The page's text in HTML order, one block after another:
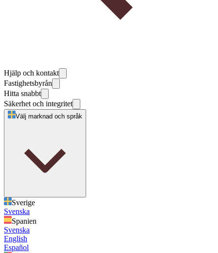
Hjälp och kontakt
Fastighetsbyrån
Hitta snabbt
Säkerhet och integritet
Välj marknad och språk
Sverige
Svenska
Spanien
Svenska
English
Español